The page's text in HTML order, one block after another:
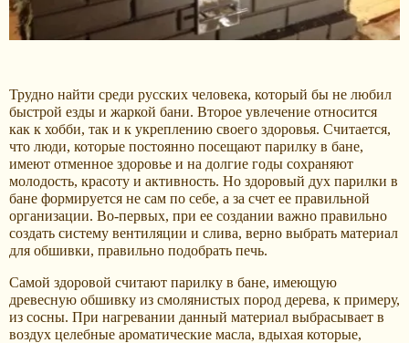
Трудно найти среди русских человека, который бы не любил
быстрой езды и жаркой бани. Второе увлечение относится
как к хобби, так и к укреплению своего здоровья. Считается,
что люди, которые постоянно посещают парилку в бане,
имеют отменное здоровье и на долгие годы сохраняют
молодость, красоту и активность. Но здоровый дух парилки в
бане формируется не сам по себе, а за счет ее правильной
организации. Во-первых, при ее создании важно правильно
создать систему вентиляции и слива, верно выбрать материал
для обшивки, правильно подобрать печь.
Самой здоровой считают парилку в бане, имеющую
древесную обшивку из смолянистых пород дерева, к примеру,
из сосны. При нагревании данный материал выбрасывает в
воздух целебные ароматические масла, вдыхая которые,